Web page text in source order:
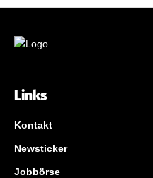
Links
Kontakt
Newsticker
Jobbörse